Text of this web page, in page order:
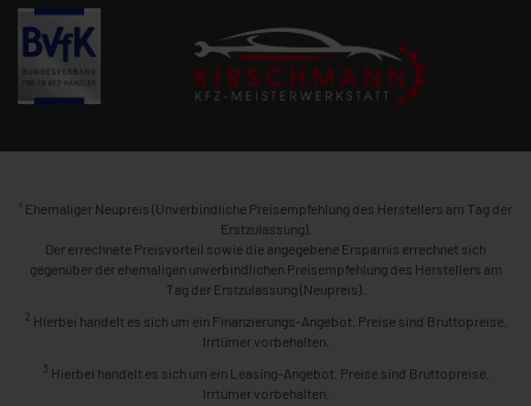
1 Ehemaliger Neupreis (Unverbindliche Preisempfehlung des Herstellers am Tag der
Erstzulassung).
Der errechnete Preisvorteil sowie die angegebene Ersparnis errechnet sich
gegenüber der ehemaligen unverbindlichen Preisempfehlung des Herstellers am
Tag der Erstzulassung (Neupreis).
2 Hierbei handelt es sich um ein Finanzierungs-Angebot. Preise sind Bruttopreise.
Irrtümer vorbehalten.
3 Hierbei handelt es sich um ein Leasing-Angebot. Preise sind Bruttopreise.
Irrtümer vorbehalten.